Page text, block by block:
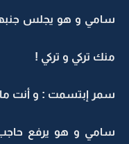
سامي و هو يجلس
منك تركي و تركي !
سمر إبتسمت : و أنت
سامي و هو يرفع